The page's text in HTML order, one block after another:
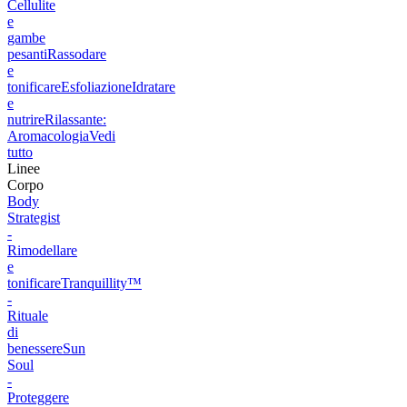
Cellulite
e
gambe
pesantiRassodare
e
tonificareEsfoliazioneIdratare
e
nutrireRilassante:
AromacologiaVedi
tutto
Linee
Corpo
Body
Strategist
-
Rimodellare
e
tonificareTranquillity™
-
Rituale
di
benessereSun
Soul
-
Proteggere